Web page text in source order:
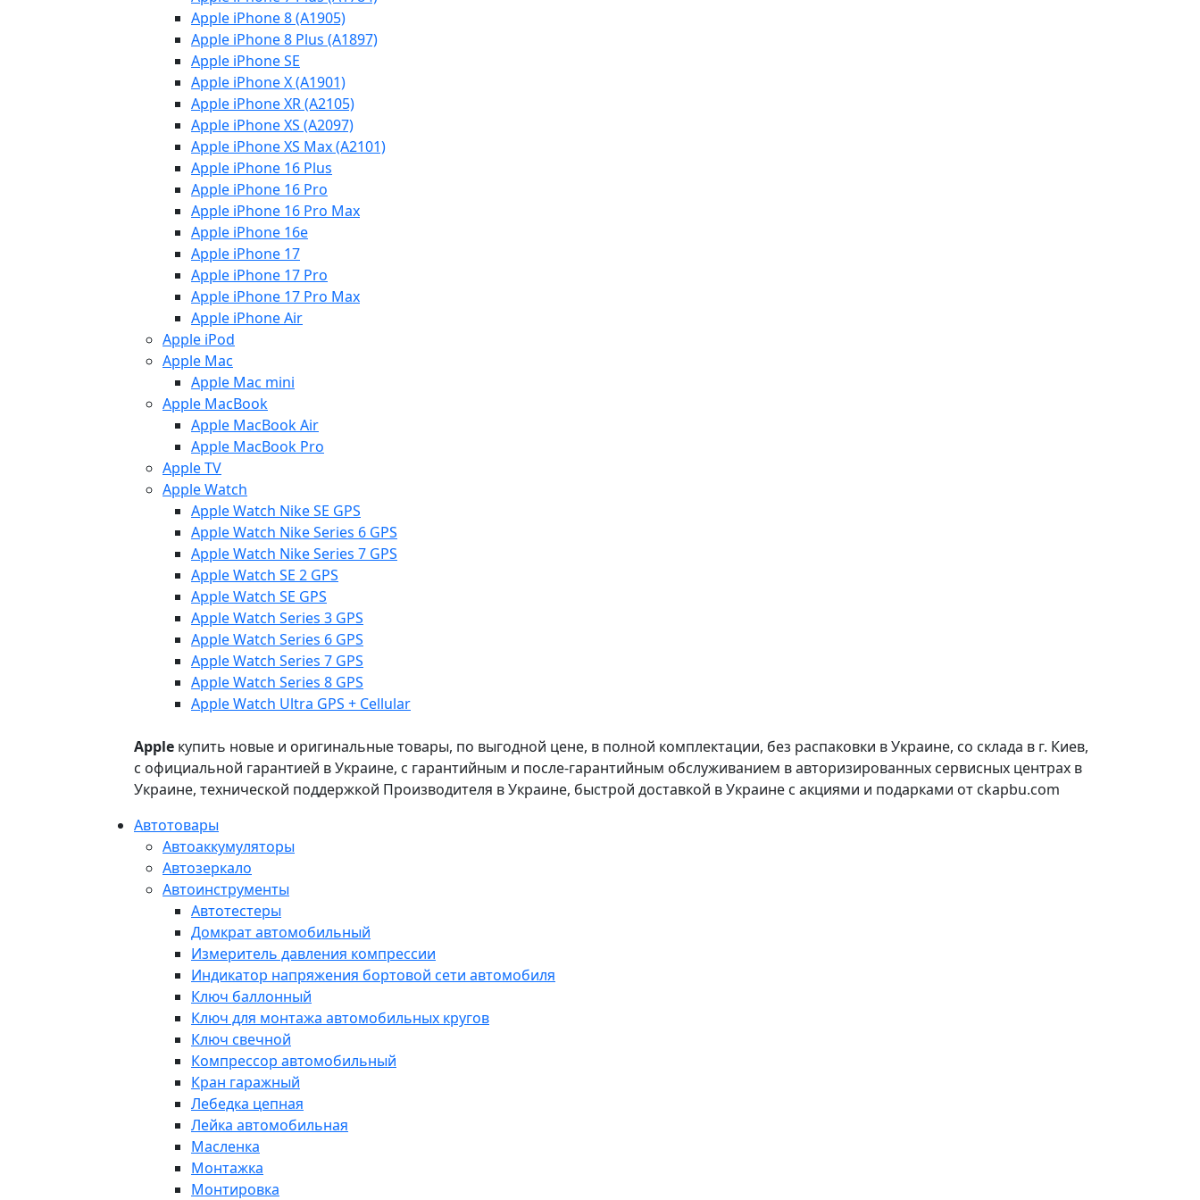
Apple iPhone 8 (A1905)
Apple iPhone 8 Plus (A1897)
Apple iPhone SE
Apple iPhone X (A1901)
Apple iPhone XR (A2105)
Apple iPhone XS (A2097)
Apple iPhone XS Max (A2101)
Apple iPhone 16 Plus
Apple iPhone 16 Pro
Apple iPhone 16 Pro Max
Apple iPhone 16e
Apple iPhone 17
Apple iPhone 17 Pro
Apple iPhone 17 Pro Max
Apple iPhone Air
Apple iPod
Apple Mac
Apple Mac mini
Apple MacBook
Apple MacBook Air
Apple MacBook Pro
Apple TV
Apple Watch
Apple Watch Nike SE GPS
Apple Watch Nike Series 6 GPS
Apple Watch Nike Series 7 GPS
Apple Watch SE 2 GPS
Apple Watch SE GPS
Apple Watch Series 3 GPS
Apple Watch Series 6 GPS
Apple Watch Series 7 GPS
Apple Watch Series 8 GPS
Apple Watch Ultra GPS + Cellular
Apple купить новые и оригинальные товары, по выгодной цене, в полной комплектации, без распаковки в Украине, со склада в г. Киев,
с официальной гарантией в Украине, с гарантийным и после-гарантийным обслуживанием в авторизированных сервисных центрах в
Украине, технической поддержкой Производителя в Украине, быстрой доставкой в Украине с акциями и подарками от ckapbu.com
Автотовары
Автоаккумуляторы
Автозеркало
Автоинструменты
Автотестеры
Домкрат автомобильный
Измеритель давления компрессии
Индикатор напряжения бортовой сети автомобиля
Ключ баллонный
Ключ для монтажа автомобильных кругов
Ключ свечной
Компрессор автомобильный
Кран гаражный
Лебедка цепная
Лейка автомобильная
Масленка
Монтажка
Монтировка